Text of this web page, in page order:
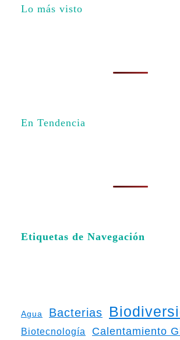
Lo más visto
En Tendencia
Etiquetas de Navegación
Agua Bacterias
Biotecnología Calentamiento